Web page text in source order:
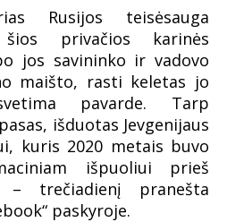
Rusijos teisėsauga
privačios karinės
jos savininko ir vadovo
maišto, rasti keletas jo
pavarde. Tarp
išduotas Jevgenijaus
kuris 2020 metais buvo
išpuoliui prieš
– trečiadienį pranešta
paskyroje.